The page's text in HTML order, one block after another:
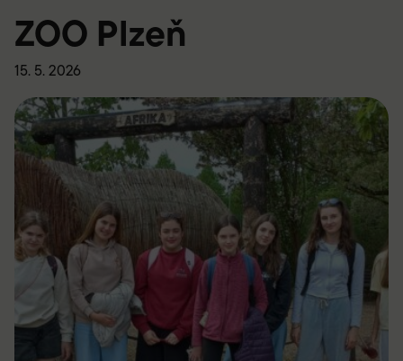
ZOO Plzeň
15. 5. 2026